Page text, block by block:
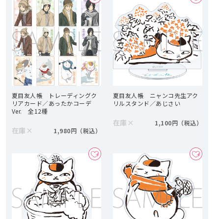
夏目友人帳 トレーディングク
リアカード／あったかコーデ
Ver. 全12種
在庫 × 1,980円
夏目友人帳 ニャンコ先生アク
リルスタンド／あじさい
在庫 × 1,100円